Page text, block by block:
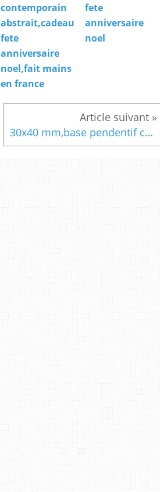
contemporain
abstrait,cadeau
fete
anniversaire
noel,fait mains
en france
fete
anniversaire
noel
30x40 mm,base pendentif connecteur fleuri noir,bordure ouvragee,collage cabochon oval,fond plat,verre image fimo,fourniture bijou bricolage mercerie,scrap deco,punk gothique boho,diy bijou fait mains,victorien edouardien baroque,art nouveau rococo